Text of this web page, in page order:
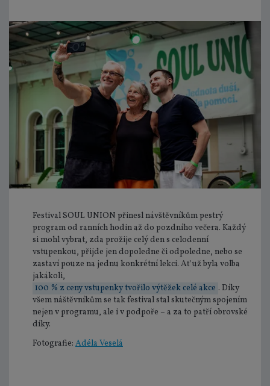
Festival SOUL UNION přinesl návštěvníkům pestrý
program od ranních hodin až do pozdního večera. Každý
si mohl vybrat, zda prožije celý den s celodenní
vstupenkou, přijde jen dopoledne či odpoledne, nebo se
zastaví pouze na jednu konkrétní lekci. Ať už byla volba
jakákoli,
100 % z ceny vstupenky tvořilo výtěžek celé akce . Díky
všem náštěvníkům se tak festival stal skutečným spojením
nejen v programu, ale i v podpoře – a za to patří obrovské
díky.
Fotografie: Adéla Veselá